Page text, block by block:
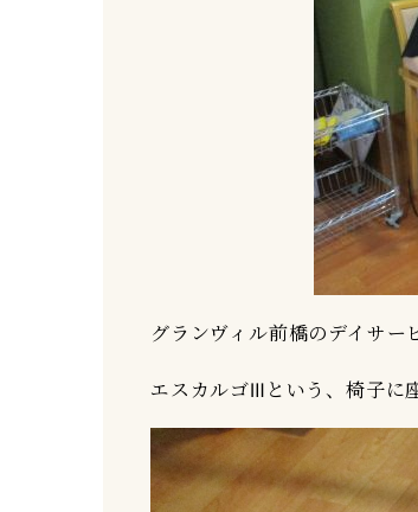
グランヴィル前橋のデイサ
エスカルゴⅢという、椅子に